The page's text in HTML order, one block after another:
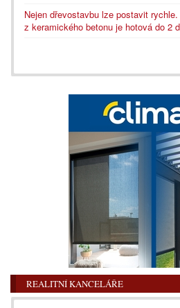
Nejen dřevostavbu lze postavit
z keramického betonu je hotová do 2
REALITNÍ KANCELÁŘE